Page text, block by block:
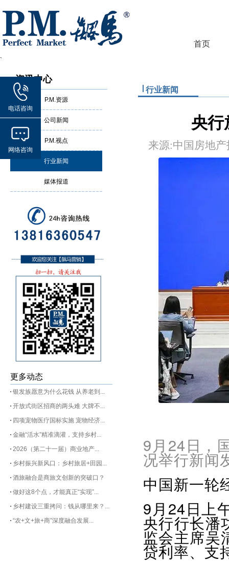
首页
`
资讯中心
P.M.资源
公司新闻
P.M.视点
行业新闻
媒体报道
更多动态
银发族愿意为什么花钱 从养老到...
开放式街区招商的两头难 大牌不...
四项宠物医疗国标实施 宠物经济...
金融“活水”精准滴灌，支持乡村...
2026（第二十一届）商业地产...
乡村振兴新风口：乡村旅居+田园...
酒旅融合是商旅文创新的突破口？
做好这8个点，才能真正“实现”...
乡村建设三重拷问：钱从哪里来？...
“农+文+旅+商”深度融合发展...
行业新闻
央行
来源:中国房
9月24日，
况举行新闻
中国新一轮
9月24日上
央行行长潘
监会主席吴
贷利率、支
电话咨询
网络咨询